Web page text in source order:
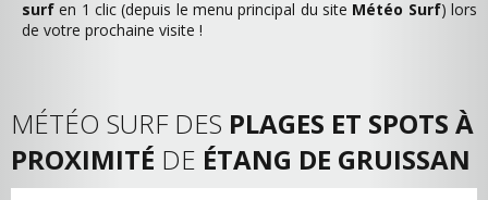
surf en 1 clic (depuis le menu principal du site Météo Surf) lors
de votre prochaine visite !
MÉTÉO SURF DES PLAGES ET SPOTS À
PROXIMITÉ DE ÉTANG DE GRUISSAN